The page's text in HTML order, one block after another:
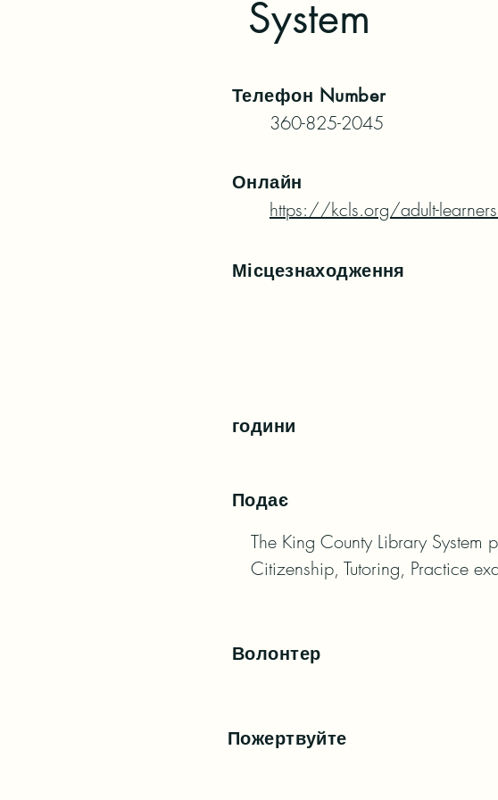
System
Телефон Number
360-825-2045
Онлайн
https://kcls.org/adult-
Місцезнаходження
години
Подає
The King County Library System
Citizenship, Tutoring, Practice
Волонтер
Пожертвуйте